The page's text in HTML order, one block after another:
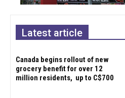
Latest article
Canada begins rollout of new
grocery benefit for over 12
million residents, up to C$700